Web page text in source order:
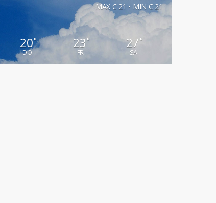
MAX C 21 • MIN C 21
20°
DO
23 °
FR
27 °
SA